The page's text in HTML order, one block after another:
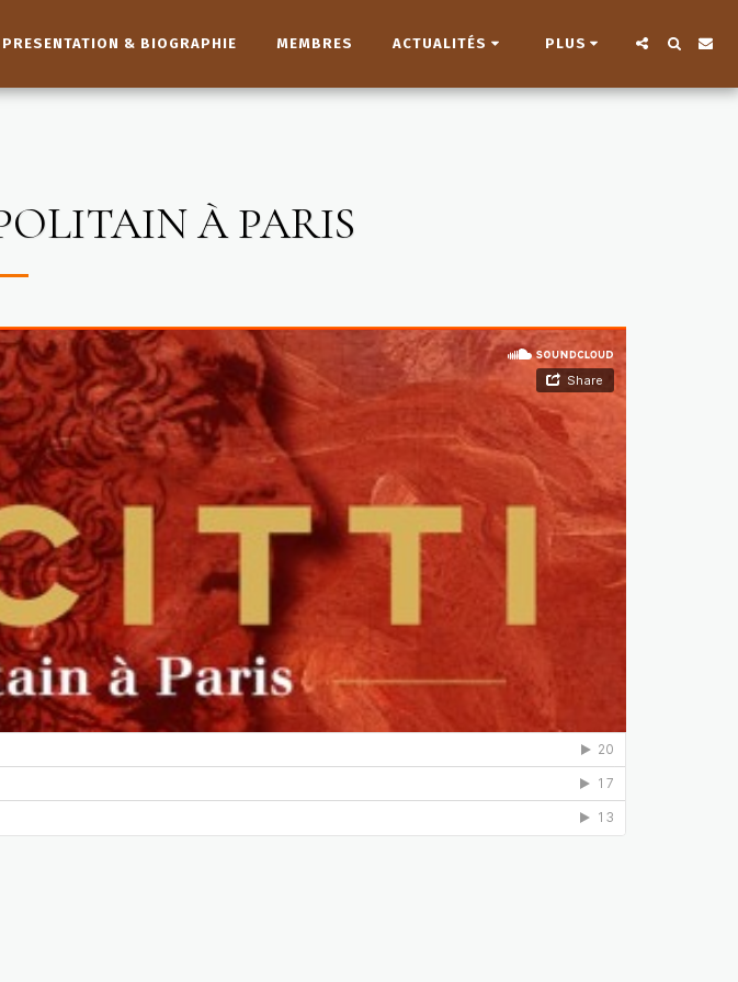
PRESENTATION & BIOGRAPHIE MEMBRES ACTUALITÉS PLUS
À PARIS